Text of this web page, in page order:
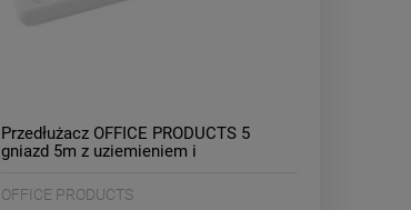
Przedłużacz OFFICE PRODUCTS 5
gniazd 5m z uziemieniem i
OFFICE PRODUCTS